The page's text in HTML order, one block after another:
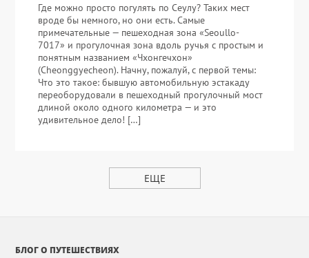
Где можно просто погулять по Сеулу? Таких мест
вроде бы немного, но они есть. Самые
примечательные — пешеходная зона «Seoullo-
7017» и прогулочная зона вдоль ручья с простым и
понятным названием «Чхонгечхон»
(Cheonggyecheon). Начну, пожалуй, с первой темы:
Что это такое: бывшую автомобильную эстакаду
переоборудовали в пешеходный прогулочный мост
длиной около одного километра — и это
удивительное дело! […]
ЕЩЕ
БЛОГ О ПУТЕШЕСТВИЯХ